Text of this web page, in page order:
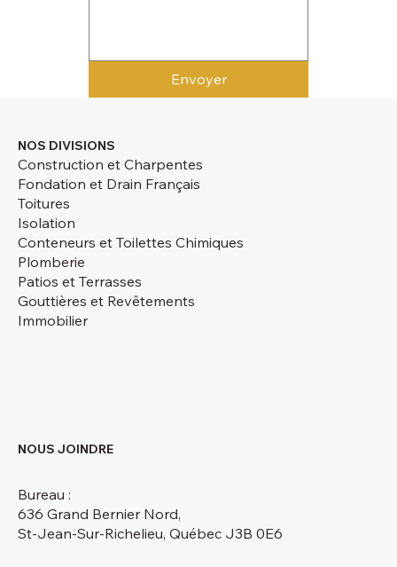
Envoyer
NOS DIVISIONS
Construction et Charpentes
Fondation et Drain Français
Toitures
Isolation
Conteneurs et Toilettes Chimiques
Plomberie
Patios et Terrasses
Gouttières et Revêtements
Immobilier
NOUS JOINDRE
Bureau :
636 Grand Bernier Nord,
St-Jean-Sur-Richelieu, Québec J3B 0E6